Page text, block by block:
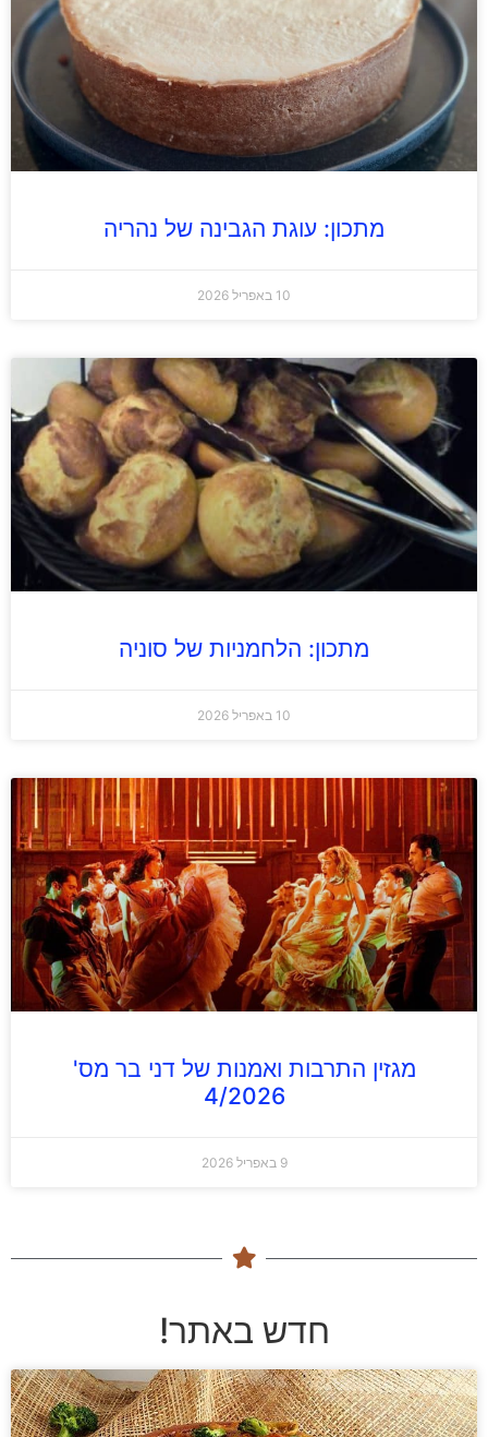
מתכון: עוגת הגבינה של נהריה
10 באפריל 2026
מתכון: הלחמניות של סוניה
10 באפריל 2026
מגזין התרבות ואמנות של דני בר מס'
4/2026
9 באפריל 2026
חדש באתר!